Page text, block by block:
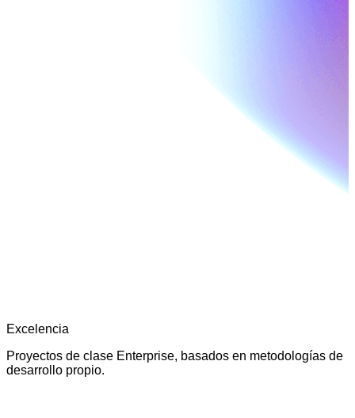
Excelencia
Proyectos de clase Enterprise, basados en metodologías de
desarrollo propio.